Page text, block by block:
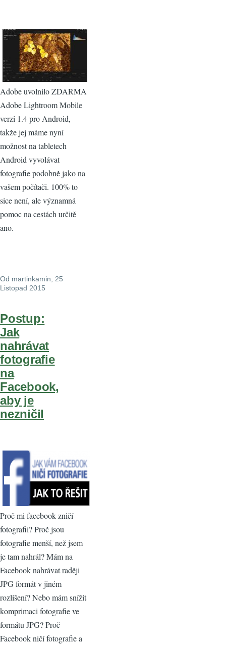
Adobe uvolnilo ZDARMA
Adobe Lightroom Mobile
verzi 1.4 pro Android,
takže jej máme nyní
možnost na tabletech
Android vyvolávat
fotografie podobně jako na
vašem počítači. 100% to
sice není, ale významná
pomoc na cestách určitě
ano.
Od martinkamin, 25
Listopad 2015
Postup:
Jak
nahrávat
fotografie
na
Facebook,
aby je
nezničil
Proč mi facebook zničí
fotografii? Proč jsou
fotografie menší, než jsem
je tam nahrál? Mám na
Facebook nahrávat raději
JPG formát v jiném
rozlišení? Nebo mám snížit
komprimaci fotografie ve
formátu JPG? Proč
Facebook ničí fotografie a